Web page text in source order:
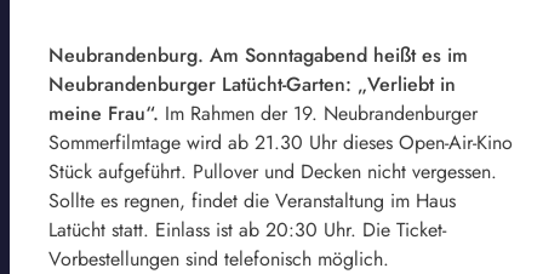
Neubrandenburg. Am Sonntagabend heißt es im
Neubrandenburger Latücht-Garten: „Verliebt in
meine Frau“. Im Rahmen der 19. Neubrandenburger
Sommerfilmtage wird ab 21.30 Uhr dieses Open-Air-Kino
Stück aufgeführt. Pullover und Decken nicht vergessen.
Sollte es regnen, findet die Veranstaltung im Haus
Latücht statt. Einlass ist ab 20:30 Uhr. Die Ticket-
Vorbestellungen sind telefonisch möglich.